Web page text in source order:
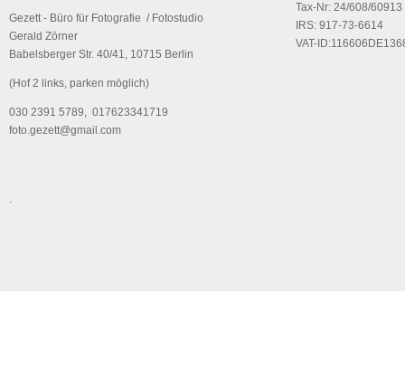
Gezett - Büro für Fotografie / Fotostudio
Gerald Zörner
Babelsberger Str. 40/41, 10715 Berlin
(Hof 2 links, parken möglich)
030 2391 5789, 017623341719
foto.gezett@gmail.com
Tax-Nr: 24/608/60913
IRS: 917-73-6614
VAT-
.